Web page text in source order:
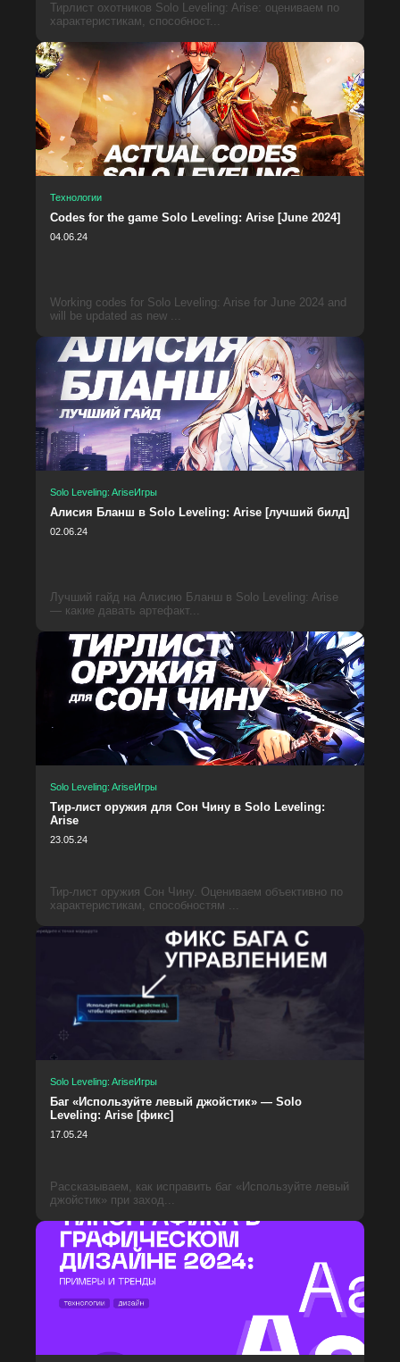
Тирлист охотников Solo Leveling: Arise: оцениваем по
характеристикам, способност...
Технологии
Codes for the game Solo Leveling: Arise [June 2024]
04.06.24
Working codes for Solo Leveling: Arise for June 2024 and
will be updated as new ...
Solo Leveling: AriseИгры
Алисия Бланш в Solo Leveling: Arise [лучший билд]
02.06.24
Лучший гайд на Алисию Бланш в Solo Leveling: Arise
— какие давать артефакт...
Solo Leveling: AriseИгры
Тир-лист оружия для Сон Чину в Solo Leveling:
Arise
23.05.24
Тир-лист оружия Сон Чину. Оцениваем объективно по
характеристикам, способностям ...
Solo Leveling: AriseИгры
Баг «Используйте левый джойстик» — Solo
Leveling: Arise [фикс]
17.05.24
Рассказываем, как исправить баг «Используйте левый
джойстик» при заход...